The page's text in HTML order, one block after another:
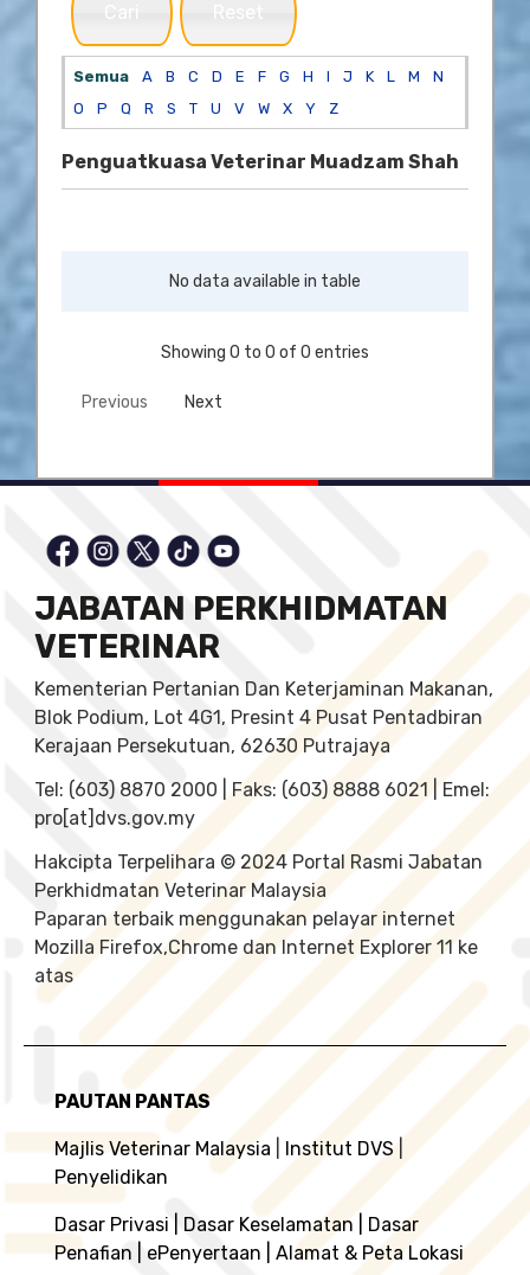
Cari Reset
Semua A B C D E F G H I J K L M
N
O
P Q R S T U V W X Y Z
Penguatkuasa Veterinar Muadzam Shah
No data available in table
Showing 0 to 0 of 0 entries
Previous Next
JABATAN PERKHIDMATAN
VETERINAR
Kementerian Pertanian Dan Keterjaminan Makanan,
Blok Podium, Lot 4G1, Presint 4 Pusat Pentadbiran
Kerajaan Persekutuan, 62630 Putrajaya
Tel: (603) 8870 2000 | Faks: (603) 8888 6021 | Emel:
pro[at]dvs.gov.my
Hakcipta Terpelihara © 2024 Portal Rasmi Jabatan
Perkhidmatan Veterinar Malaysia
Paparan terbaik menggunakan pelayar internet
Mozilla Firefox,Chrome dan Internet Explorer 11 ke
atas
PAUTAN PANTAS
Majlis Veterinar Malaysia Institut DVS
Penyelidikan
Dasar Privasi Dasar Keselamatan
Dasar
Penafian
ePenyertaan |Alamat & Peta Lokasi